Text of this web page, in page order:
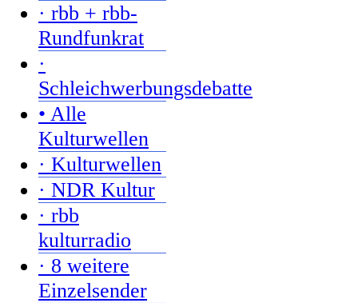
· rbb + rbb-
Rundfunkrat
·
Schleichwerbungsdebatte
• Alle
Kulturwellen
· Kulturwellen
· NDR Kultur
· rbb
kulturradio
· 8 weitere
Einzelsender